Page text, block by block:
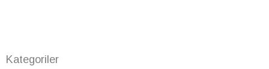
Kategoriler